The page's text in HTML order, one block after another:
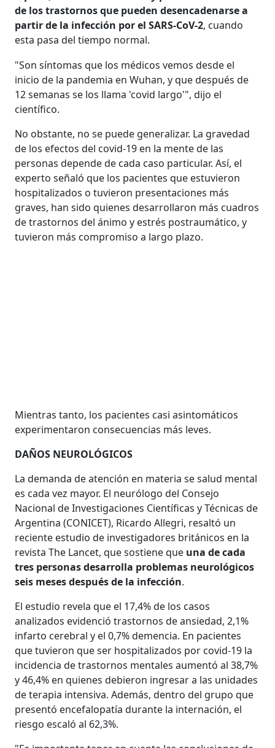
de los trastornos que pueden desencadenarse a
partir de la infección por el SARS-CoV-2, cuando
esta pasa del tiempo normal.
"Son síntomas que los médicos vemos desde el
inicio de la pandemia en Wuhan, y que después de
12 semanas se los llama 'covid largo'", dijo el
científico.
No obstante, no se puede generalizar. La gravedad
de los efectos del covid-19 en la mente de las
personas depende de cada caso particular. Así, el
experto señaló que los pacientes que estuvieron
hospitalizados o tuvieron presentaciones más
graves, han sido quienes desarrollaron más cuadros
de trastornos del ánimo y estrés postraumático, y
tuvieron más compromiso a largo plazo.
Mientras tanto, los pacientes casi asintomáticos
experimentaron consecuencias más leves.
DAÑOS NEUROLÓGICOS
La demanda de atención en materia se salud mental
es cada vez mayor. El neurólogo del Consejo
Nacional de Investigaciones Científicas y Técnicas de
Argentina (CONICET), Ricardo Allegri, resaltó un
reciente estudio de investigadores británicos en la
revista The Lancet, que sostiene que una de cada
tres personas desarrolla problemas neurológicos
seis meses después de la infección.
El estudio revela que el 17,4% de los casos
analizados evidenció trastornos de ansiedad, 2,1%
infarto cerebral y el 0,7% demencia. En pacientes
que tuvieron que ser hospitalizados por covid-19 la
incidencia de trastornos mentales aumentó al 38,7%
y 46,4% en quienes debieron ingresar a las unidades
de terapia intensiva. Además, dentro del grupo que
presentó encefalopatía durante la internación, el
riesgo escaló al 62,3%.